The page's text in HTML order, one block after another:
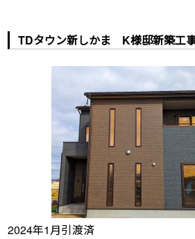
TDタウン新しかま K様邸新築工
2024年1月引渡済